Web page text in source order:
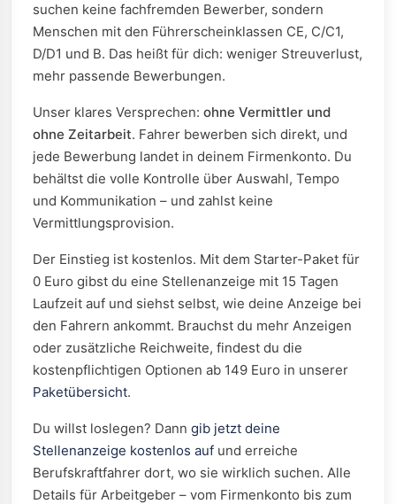
suchen keine fachfremden Bewerber, sondern
Menschen mit den Führerscheinklassen CE, C/C1,
D/D1 und B. Das heißt für dich: weniger Streuverlust,
mehr passende Bewerbungen.
Unser klares Versprechen: ohne Vermittler und
ohne Zeitarbeit. Fahrer bewerben sich direkt, und
jede Bewerbung landet in deinem Firmenkonto. Du
behältst die volle Kontrolle über Auswahl, Tempo
und Kommunikation – und zahlst keine
Vermittlungsprovision.
Der Einstieg ist kostenlos. Mit dem Starter-Paket für
0 Euro gibst du eine Stellenanzeige mit 15 Tagen
Laufzeit auf und siehst selbst, wie deine Anzeige bei
den Fahrern ankommt. Brauchst du mehr Anzeigen
oder zusätzliche Reichweite, findest du die
kostenpflichtigen Optionen ab 149 Euro in unserer
Paketübersicht.
Du willst loslegen? Dann gib jetzt deine
Stellenanzeige kostenlos auf und erreiche
Berufskraftfahrer dort, wo sie wirklich suchen. Alle
Details für Arbeitgeber – vom Firmenkonto bis zum